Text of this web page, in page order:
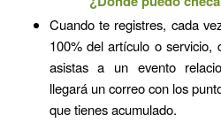
Cuando te registres, cada
100% del artículo o servicio,
asistas a un evento
llegará un correo con los
que tienes acumulado.